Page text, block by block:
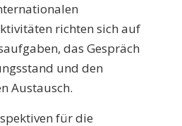
richten sich auf
das Gespräch
und den
Austausch.
für die